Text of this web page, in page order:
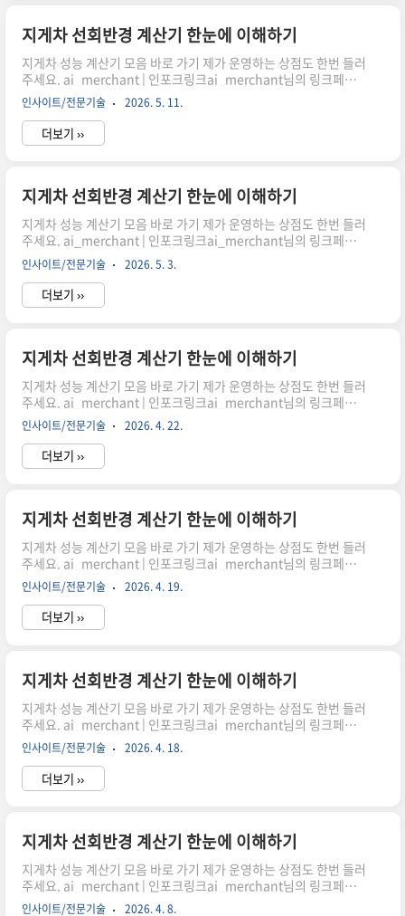
시어, 주문하시면 저에게 많은 도움이 됩니다. 감사합니다."이 포스
팅은 쿠팡 파트너스 활동의 일환으로, 이에 따른 일정액의 수수료를
제공받습니다." 지게차를 실제로 운..
지게차 선회반경 계산기 한눈에 이해하기
지게차 성능 계산기 모음 바로 가기 제가 운영하는 상점도 한번 들러
주세요. ai_merchant | 인포크링크ai_merchant님의 링크페이
지를 구경해보세요 👀link.inpock.co.kr 최소 회전 공간 어떻게 계
산할까?지게차 작업 시 가장 중요한 요소 중 하나는 바로 회전 공간
입니다. 좁은 창고나 물류 현장에서 효율적으로 움직이기 위해서는
정확한 선회반경 계산이 필수입니다. 이 글에서는 휠베이스와 조향
시어, 주문하시면 저에게 많은 도움이 됩니다. 감사합니다."이 포스
팅은 쿠팡 파트너스 활동의 일환으로, 이에 따른 일정액의 수수료를
제공받습니다." 지게차를 실제로 운..
인사이트/전문기술 2026. 5. 11.
더보기 ››
지게차 선회반경 계산기 한눈에 이해하기
지게차 성능 계산기 모음 바로 가기 제가 운영하는 상점도 한번 들러
주세요. ai_merchant | 인포크링크ai_merchant님의 링크페이
지를 구경해보세요 👀link.inpock.co.kr 최소 회전 공간 어떻게 계
산할까?지게차 작업 시 가장 중요한 요소 중 하나는 바로 회전 공간
입니다. 좁은 창고나 물류 현장에서 효율적으로 움직이기 위해서는
정확한 선회반경 계산이 필수입니다. 이 글에서는 휠베이스와 조향
시어, 주문하시면 저에게 많은 도움이 됩니다. 감사합니다."이 포스
팅은 쿠팡 파트너스 활동의 일환으로, 이에 따른 일정액의 수수료를
제공받습니다." 지게차를 실제로 운..
인사이트/전문기술 2026. 5. 3.
더보기 ››
지게차 선회반경 계산기 한눈에 이해하기
지게차 성능 계산기 모음 바로 가기 제가 운영하는 상점도 한번 들러
주세요. ai_merchant | 인포크링크ai_merchant님의 링크페이
지를 구경해보세요 👀link.inpock.co.kr 최소 회전 공간 어떻게 계
산할까?지게차 작업 시 가장 중요한 요소 중 하나는 바로 회전 공간
입니다. 좁은 창고나 물류 현장에서 효율적으로 움직이기 위해서는
정확한 선회반경 계산이 필수입니다. 이 글에서는 휠베이스와 조향
시어, 주문하시면 저에게 많은 도움이 됩니다. 감사합니다."이 포스
팅은 쿠팡 파트너스 활동의 일환으로, 이에 따른 일정액의 수수료를
제공받습니다." 지게차를 실제로 운..
인사이트/전문기술 2026. 4. 22.
더보기 ››
지게차 선회반경 계산기 한눈에 이해하기
지게차 성능 계산기 모음 바로 가기 제가 운영하는 상점도 한번 들러
주세요. ai_merchant | 인포크링크ai_merchant님의 링크페이
지를 구경해보세요 👀link.inpock.co.kr 최소 회전 공간 어떻게 계
산할까?지게차 작업 시 가장 중요한 요소 중 하나는 바로 회전 공간
입니다. 좁은 창고나 물류 현장에서 효율적으로 움직이기 위해서는
정확한 선회반경 계산이 필수입니다. 이 글에서는 휠베이스와 조향
시어, 주문하시면 저에게 많은 도움이 됩니다. 감사합니다."이 포스
팅은 쿠팡 파트너스 활동의 일환으로, 이에 따른 일정액의 수수료를
제공받습니다." 지게차를 실제로 운..
인사이트/전문기술 2026. 4. 19.
더보기 ››
지게차 선회반경 계산기 한눈에 이해하기
지게차 성능 계산기 모음 바로 가기 제가 운영하는 상점도 한번 들러
주세요. ai_merchant | 인포크링크ai_merchant님의 링크페이
지를 구경해보세요 👀link.inpock.co.kr 최소 회전 공간 어떻게 계
산할까?지게차 작업 시 가장 중요한 요소 중 하나는 바로 회전 공간
입니다. 좁은 창고나 물류 현장에서 효율적으로 움직이기 위해서는
정확한 선회반경 계산이 필수입니다. 이 글에서는 휠베이스와 조향
시어, 주문하시면 저에게 많은 도움이 됩니다. 감사합니다."이 포스
팅은 쿠팡 파트너스 활동의 일환으로, 이에 따른 일정액의 수수료를
제공받습니다." 지게차를 실제로 운..
인사이트/전문기술 2026. 4. 18.
더보기 ››
지게차 선회반경 계산기 한눈에 이해하기
지게차 성능 계산기 모음 바로 가기 제가 운영하는 상점도 한번 들러
주세요. ai_merchant | 인포크링크ai_merchant님의 링크페이
지를 구경해보세요 👀link.inpock.co.kr 최소 회전 공간 어떻게 계
인사이트/전문기술 2026. 4. 8.